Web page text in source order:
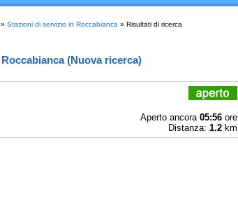
» Stazioni di servizio in Roccabianca » Risultati di ricerca
Roccabianca (Nuova ricerca)
Aperto ancora 05:56ore
Distanza: 1.2km